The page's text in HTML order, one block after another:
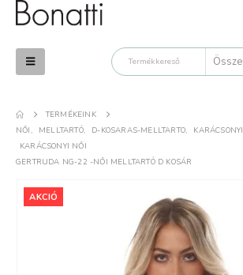
TERMÉKEINK
NŐI , MELLTARTÓ, D-KOSARAS-MELLTARTO,
KARÁCSONYI NŐI
GERTRUDA NG-22 -NŐI MELLTARTÓ D KOSÁR
AKCIÓ
termékek tényleg
próbáltam ki, de
a nyár
K.T.
Minőségi